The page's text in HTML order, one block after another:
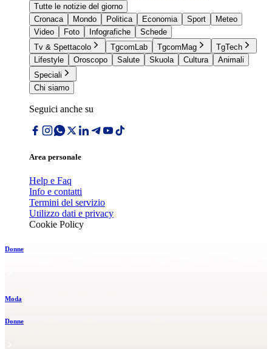
Tutte le notizie del giorno
Cronaca
Mondo Politica Economia Sport
Meteo
Video
Foto Infografiche
Schede
Tv & Spettacolo
TgcomLab TgcomMag
TgTech
Lifestyle
Oroscopo Salute Skuola Cultura
Animali
Speciali
Chi siamo
Seguici anche su
Area personale
Help e Faq
Info e contatti
Termini del servizio
Utilizzo dati e privacy
Cookie Policy
Donne
Moda
Donne